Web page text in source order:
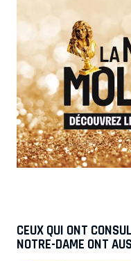
CEUX QUI ONT
NOTRE-DAME ONT